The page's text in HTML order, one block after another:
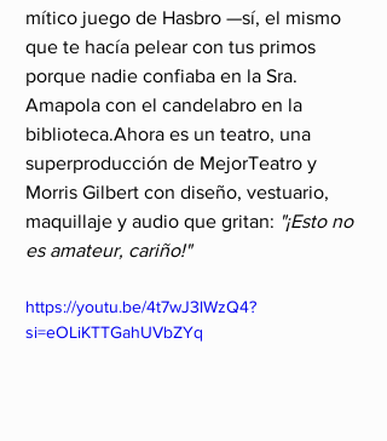
mítico juego de Hasbro —sí, el mismo
que te hacía pelear con tus primos
porque nadie confiaba en la Sra.
Amapola con el candelabro en la
biblioteca.Ahora es un teatro, una
superproducción de MejorTeatro y
Morris Gilbert con diseño, vestuario,
maquillaje y audio que gritan: "¡Esto no
es amateur, cariño!"
https://youtu.be/4t7wJ3lWzQ4?
si=eOLiKTTGahUVbZYq